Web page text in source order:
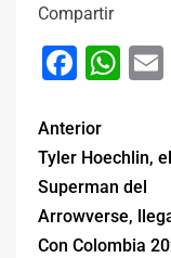
Compartir
Anterior
Tyler Hoechlin, el
Superman del
Arrowverse,
Con Colombia